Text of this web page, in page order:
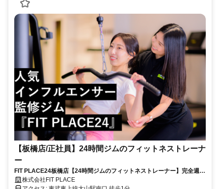
【板橋店/正社員】24時間ジムのフィットネストレーナ
ー
FIT PLACE24板橋店【24時間ジムのフィットネストレーナー】完全週休
2日制／インセンティブあり／FIT PLACE24の利用無料／フリーな働き
株式会社FIT PLACE